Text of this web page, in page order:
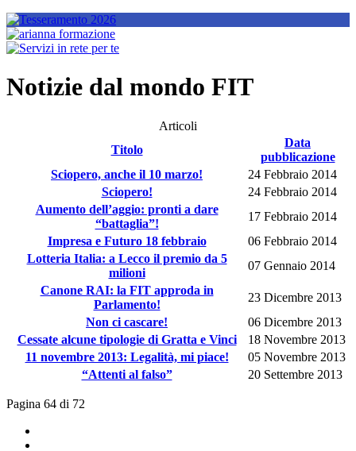
Notizie dal mondo FIT
Articoli
Titolo
Data
pubblicazione
Sciopero, anche il 10 marzo!
24 Febbraio 2014
Sciopero!
24 Febbraio 2014
Aumento dell’aggio: pronti a dare
“battaglia”!
17 Febbraio 2014
Impresa e Futuro 18 febbraio
06 Febbraio 2014
Lotteria Italia: a Lecco il premio da 5
milioni
07 Gennaio 2014
Canone RAI: la FIT approda in
Parlamento!
23 Dicembre 2013
Non ci cascare!
06 Dicembre 2013
Cessate alcune tipologie di Gratta e Vinci
18 Novembre 2013
11 novembre 2013: Legalità, mi piace!
05 Novembre 2013
“Attenti al falso”
20 Settembre 2013
Pagina 64 di 72